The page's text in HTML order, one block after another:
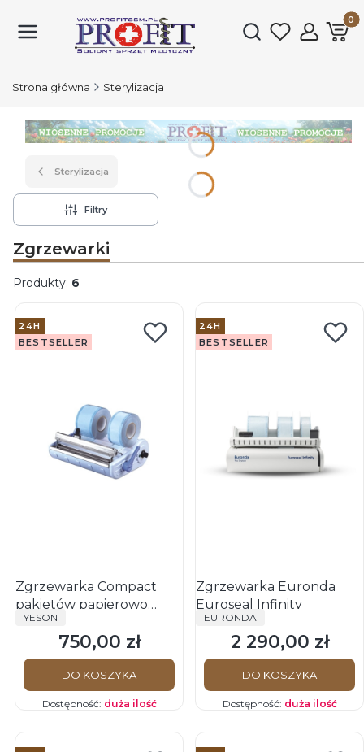
Otwórz
Strona główna Sterylizacja
Naciśnij Enter lub spację, aby otworzyć stronę.
Sterylizacja
Filtry
Zgrzewarki
Produkty: 6
24H
BESTSELLER
Zgrzewarka Compact
pakietów papierowo
foliowych
PRODUCENT
YESON
Cena
750,00 zł
DO KOSZYKA
Dostępność: duża ilość
24H
BESTSELLER
Zgrzewarka Euronda
Euroseal Infinity
PRODUCENT
EURONDA
Cena
2 290,00 zł
DO KOSZYKA
Dostępność: duża ilość